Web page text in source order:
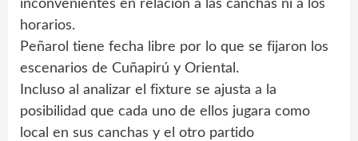
inconvenientes en relación a las canchas ni a los
horarios.
Peñarol tiene fecha libre por lo que se fijaron los
escenarios de Cuñapirú y Oriental.
Incluso al analizar el fixture se ajusta a la
posibilidad que cada uno de ellos jugara como
local en sus canchas y el otro partido